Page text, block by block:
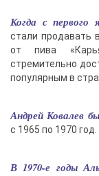
Когда с первого
стали продавать
от пива
стремительно
популярным в
Андрей Ковалев
с 1965 по 1970 год.
В 1970-е годы